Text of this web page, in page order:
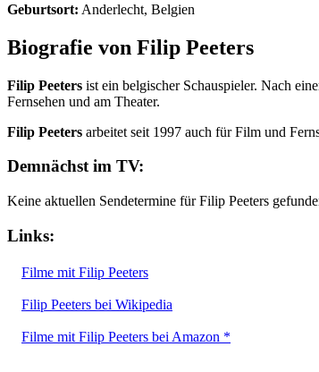
Geburtsort: Anderlecht, Belgien
Biografie von Filip Peeters
Filip Peeters ist ein belgischer Schauspieler. Nach
Fernsehen und am Theater.
Filip Peeters arbeitet seit 1997 auch für Film und
Demnächst im TV:
Keine aktuellen Sendetermine für Filip Peeters
Links:
Filme mit Filip Peeters
Filip Peeters bei Wikipedia
Filme mit Filip Peeters bei Amazon *